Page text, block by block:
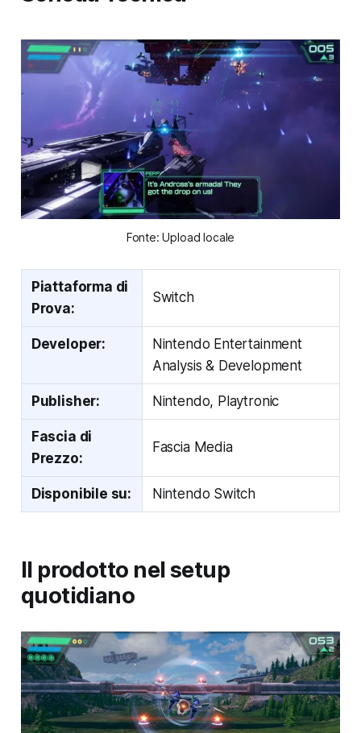
Fonte: Upload locale
Piattaforma di
Prova:
Switch
Developer:
Nintendo Entertainment
Analysis & Development
Publisher: Nintendo, Playtronic
Fascia di
Prezzo:
Fascia Media
Disponibile su: Nintendo Switch
Il prodotto nel setup
quotidiano